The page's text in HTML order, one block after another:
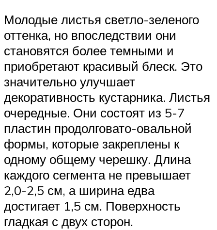
Молодые листья светло-зеленого
оттенка, но впоследствии они
становятся более темными и
приобретают красивый блеск. Это
значительно улучшает
декоративность кустарника. Листья
очередные. Они состоят из 5-7
пластин продолговато-овальной
формы, которые закреплены к
одному общему черешку. Длина
каждого сегмента не превышает
2,0-2,5 см, а ширина едва
достигает 1,5 см. Поверхность
гладкая с двух сторон.